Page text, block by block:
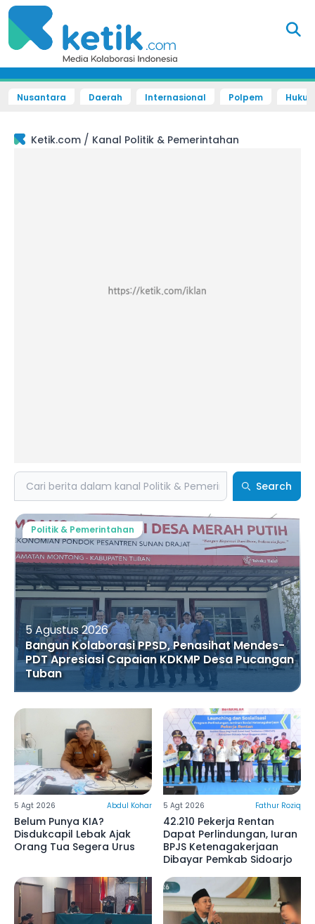
Nusantara Daerah Internasional Polpem
Ketik.com / Kanal Politik & Pemerintahan
Search Search
5 Agustus 2026
Bangun Kolaborasi PPSD, Penasihat Mendes-
PDT Apresiasi Capaian KDKMP Desa Pucangan
Tuban
Politik & Pemerintahan
5 Agt 2026 Abdul Kohar
Belum Punya KIA?
Disdukcapil Lebak Ajak
Orang Tua Segera Urus
5 Agt 2026 Fathur Roziq
42.210 Pekerja Rentan
Dapat Perlindungan, Iuran
BPJS Ketenagakerjaan
Dibayar Pemkab Sidoarjo